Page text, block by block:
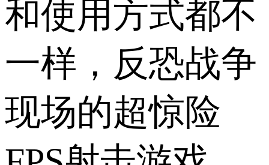
和使用方式都不
一样，反恐战争
现场的超惊险